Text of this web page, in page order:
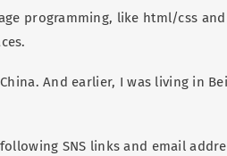
programming, like html/css
And earlier, I was living in
SNS links and email